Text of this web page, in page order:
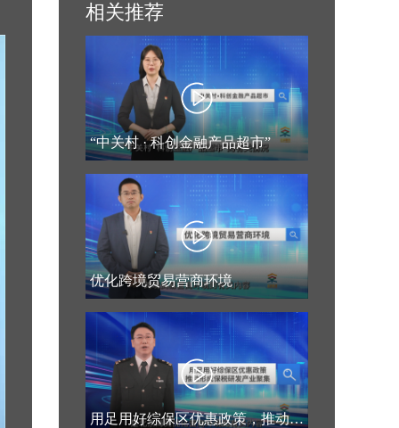
相关推荐
“中关村 · 科创金融产品超市”
优化跨境贸易营商环境
用足用好综保区优惠政策，推动形成保税研发产业聚集